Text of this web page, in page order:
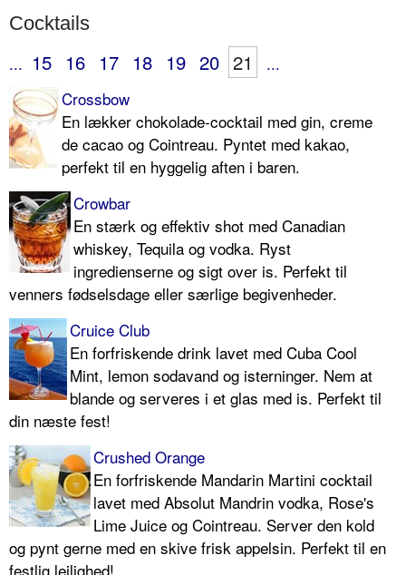
Cocktails
... 15 16 17 18 19 20 21
...
Crossbow
En lækker chokolade-cocktail med gin, creme
de cacao og Cointreau. Pyntet med kakao,
perfekt til en hyggelig aften i baren.
Crowbar
En stærk og effektiv shot med Canadian
whiskey, Tequila og vodka. Ryst
ingredienserne og sigt over is. Perfekt til
venners fødselsdage eller særlige begivenheder.
Cruice Club
En forfriskende drink lavet med Cuba Cool
Mint, lemon sodavand og isterninger. Nem at
blande og serveres i et glas med is. Perfekt til
din næste fest!
Crushed Orange
En forfriskende Mandarin Martini cocktail
lavet med Absolut Mandrin vodka, Rose's
Lime Juice og Cointreau. Server den kold
og pynt gerne med en skive frisk appelsin. Perfekt til en
festlig lejlighed!